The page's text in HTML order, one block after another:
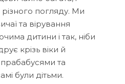
різного погляду. Ми
та вірування
дитини і так, ніби
крізь віки й
та
були дітьми.